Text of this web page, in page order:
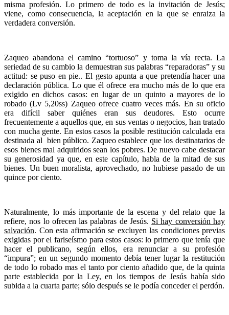
misma profesión. Lo primero de todo es la invitación de Jesús;
viene, como consecuencia, la aceptación en la que se enraiza la
verdadera conversión.
Zaqueo abandona el camino “tortuoso” y toma la vía recta. La
seriedad de su cambio la demuestran sus palabras “reparadoras” y su
actitud: se puso en pie.. El gesto apunta a que pretendía hacer una
declaración pública. Lo que él ofrece era mucho más de lo que era
exigido en dichos casos: en lugar de un quinto a mayores de lo
robado (Lv 5,20ss) Zaqueo ofrece cuatro veces más. En su oficio
era difícil saber quiénes eran sus deudores. Esto ocurre
frecuentemente a aquellos que, en sus ventas o negocios, han tratado
con mucha gente. En estos casos la posible restitución calculada era
destinada al bien público. Zaqueo establece que los destinatarios de
esos bienes mal adquiridos sean los pobres. De nuevo cabe destacar
su generosidad ya que, en este capítulo, habla de la mitad de sus
bienes. Un buen moralista, aprovechado, no hubiese pasado de un
quince por ciento.
Naturalmente, lo más importante de la escena y del relato que la
refiere, nos lo ofrecen las palabras de Jesús. Si hay conversión hay
salvación. Con esta afirmación se excluyen las condiciones previas
exigidas por el fariseísmo para estos casos: lo primero que tenía que
hacer el publicano, según ellos, era renunciar a su profesión
“impura”; en un segundo momento debía tener lugar la restitución
de todo lo robado mas el tanto por ciento añadido que, de la quinta
parte establecida por la Ley, en los tiempos de Jesús había sido
subida a la cuarta parte; sólo después se le podía conceder el perdón.